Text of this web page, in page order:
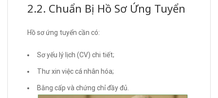
2.2. Chuẩn Bị Hồ Sơ Ứng Tuyển
Hồ sơ ứng tuyển cần có:
Sơ yếu lý lịch (CV) chi tiết;
Thư xin việc cá nhân hóa;
Bằng cấp và chứng chỉ đầy đủ.